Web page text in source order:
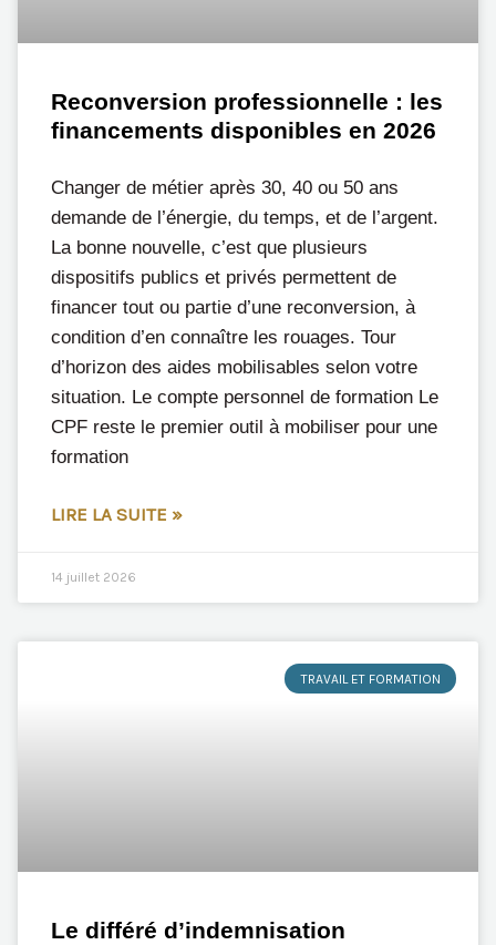
Reconversion professionnelle : les
financements disponibles en 2026
Changer de métier après 30, 40 ou 50 ans
demande de l’énergie, du temps, et de l’argent.
La bonne nouvelle, c’est que plusieurs
dispositifs publics et privés permettent de
financer tout ou partie d’une reconversion, à
condition d’en connaître les rouages. Tour
d’horizon des aides mobilisables selon votre
situation. Le compte personnel de formation Le
CPF reste le premier outil à mobiliser pour une
formation
LIRE LA SUITE »
14 juillet 2026
TRAVAIL ET FORMATION
Le différé d’indemnisation